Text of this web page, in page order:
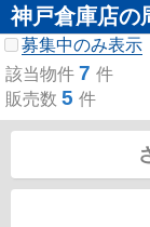
神戸倉庫店の
募集中のみ表示
該当物件 7 件
販売数 5 件